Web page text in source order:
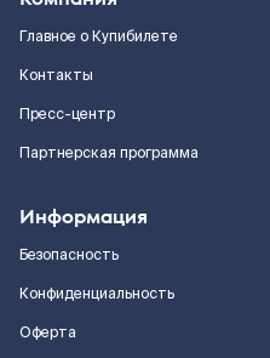
Главное о Купибилете
Контакты
Пресс-центр
Партнерская программа
Информация
Безопасность
Конфиденциальность
Оферта